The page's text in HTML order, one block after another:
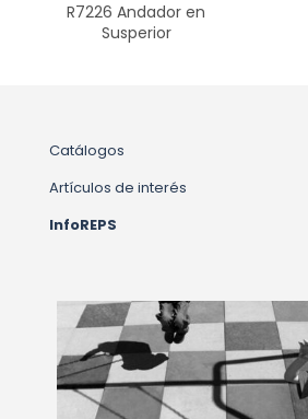
R7226 Andador en
Susperior
Catálogos
Artículos de interés
InfoREPS